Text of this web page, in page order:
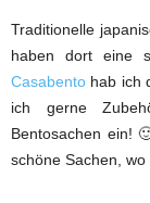
Traditionelle
haben dort eine
Casabento hab ich
ich gerne
Bentosachen ein!
schöne Sachen, wo